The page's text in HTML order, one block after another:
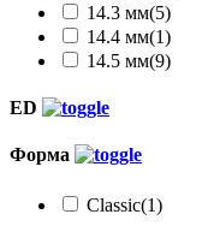
14.3 мм(5)
14.4 мм(1)
14.5 мм(9)
ED
Форма
Classic(1)